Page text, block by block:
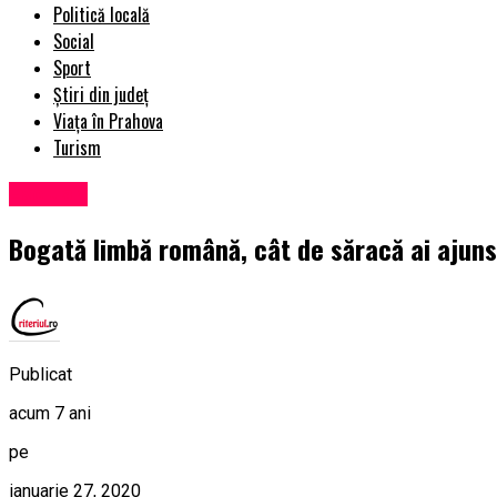
Politică locală
Social
Sport
Știri din județ
Viața în Prahova
Turism
Bogată limbă română, cât de săracă ai
Publicat
acum 7 ani
pe
ianuarie 27, 2020